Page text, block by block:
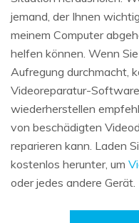
jemand, der Ihnen
meinem Computer
helfen können. Wenn
Aufregung durchmacht,
Videoreparatur-
wiederherstellen
von beschädigten
reparieren kann. Laden
kostenlos herunter, um
oder jedes andere Gerät.